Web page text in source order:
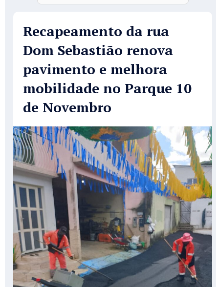
Recapeamento da rua
Dom Sebastião renova
pavimento e melhora
mobilidade no Parque 10
de Novembro